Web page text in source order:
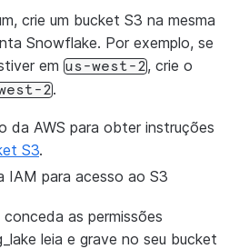
crie um bucket S3 na mesma
Snowflake. Por exemplo, se
em us-west-2, crie o
2.
da AWS para obter instruções
S3.
IAM para acesso ao S3
as permissões
leia e grave no seu bucket